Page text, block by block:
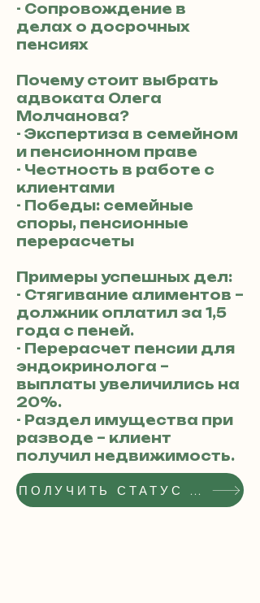
- Сопровождение в
делах о досрочных
пенсиях
Почему стоит выбрать
адвоката Олега
Молчанова?
- Экспертиза в семейном
и пенсионном праве
- Честность в работе с
клиентами
- Победы: семейные
споры, пенсионные
перерасчеты
Примеры успешных дел:
- Стягивание алиментов –
должник оплатил за 1,5
года с пеней.
- Перерасчет пенсии для
эндокринолога –
выплаты увеличились на
20%.
- Раздел имущества при
разводе – клиент
получил недвижимость.
ПОЛУЧИТЬ СТАТУС РЕКОМЕНДОВАННОГО АДВОКАТА